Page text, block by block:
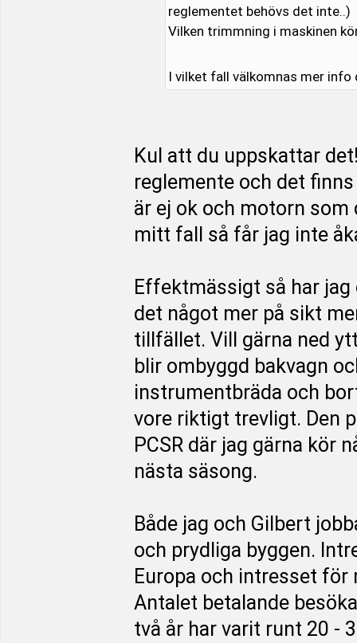
reglementet behövs det inte..)
Vilken trimmning i maskinen
I vilket fall välkomnas mer
Kul att du uppskattar
reglemente och det
är ej ok och motorn som
mitt fall så får jag inte
Effektmässigt så har
det något mer på sikt
tillfället. Vill gärna ned
blir ombyggd bakvagn
instrumentbräda och
vore riktigt trevligt. Den
PCSR där jag gärna kör
nästa säsong.
Både jag och Gilbert
och prydliga byggen.
Europa och intresset för
Antalet betalande
två år har varit runt 20 -